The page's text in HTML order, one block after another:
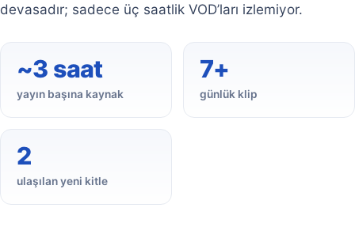
devasadır; sadece üç saatlik VOD’ları izlemiyor.
~3 saat
yayın başına kaynak
7+
günlük klip
2
ulaşılan yeni kitle